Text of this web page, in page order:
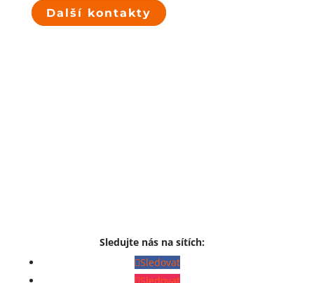
Další kontakty
Sledujte nás na sítích:
Sledovat
Sledovat